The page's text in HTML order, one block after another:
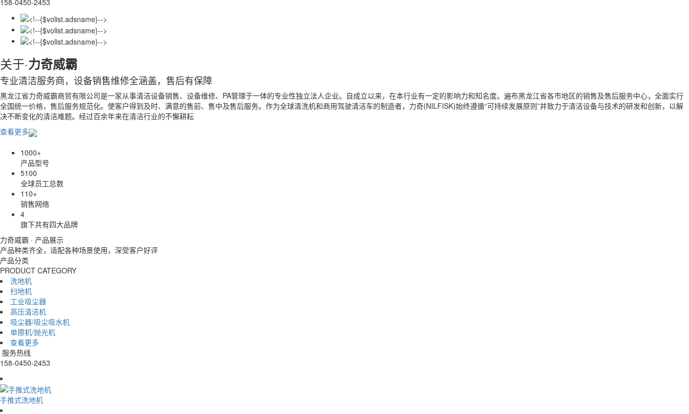
158-0450-2453
关于·力奇威霸
专业清洁服务商，设备销售维修全涵盖，售后有保障
黑龙江省力奇威霸商贸有限公司是一家从事清洁设备销售、设备维修、PA管理于一体的专业性独立法人企业。自成立以来，在本行业有一定的影响力和知名度。遍布黑龙江省各市地区的销售及售后服务中心，全面实行
全国统一价格，售后服务规范化。使客户得到及时、满意的售前、售中及售后服务。作为全球清洗机和商用驾驶清洁车的制造者，力奇(NILFISK)始终遵循“可持续发展原则”并致力于清洁设备与技术的研发和创新，以解
决不断变化的清洁难题。经过百余年来在清洁行业的不懈耕耘
查看更多
1000+
产品型号
5100
全球员工总数
110+
销售网络
4
旗下共有四大品牌
力奇威霸 · 产品展示
产品种类齐全，适配各种场景使用，深受客户好评
产品分类
PRODUCT CATEGORY
洗地机
扫地机
工业吸尘器
高压清洁机
吸尘器/吸尘吸水机
单擦机/抛光机
查看更多
服务热线
158-0450-2453
手推式洗地机